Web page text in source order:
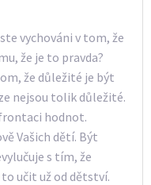
vychováni v tom, že
že je to pravda?
že důležité je být
nejsou tolik důležité.
hodnot.
Vašich dětí. Být
s tím, že
učit už od dětství.